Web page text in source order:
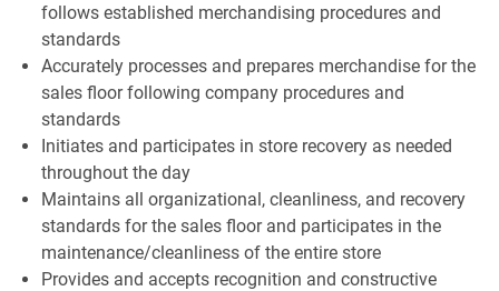
follows established merchandising procedures and
standards
Accurately processes and prepares merchandise for the
sales floor following company procedures and
standards
Initiates and participates in store recovery as needed
throughout the day
Maintains all organizational, cleanliness, and recovery
standards for the sales floor and participates in the
maintenance/cleanliness of the entire store
Provides and accepts recognition and constructive